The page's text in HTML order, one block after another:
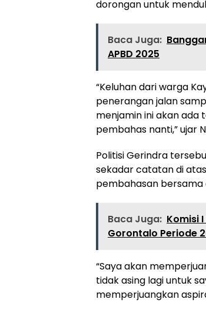
dorongan untuk
Baca Juga:
APBD 2025
“Keluhan dari warga
penerangan jalan
menjamin ini akan ada
pembahas nanti,” ujar
Politisi Gerindra
sekadar catatan di
pembahasan bersama
Baca Juga: Komisi
Gorontalo Periode
“Saya akan
tidak asing lagi untuk
memperjuangkan